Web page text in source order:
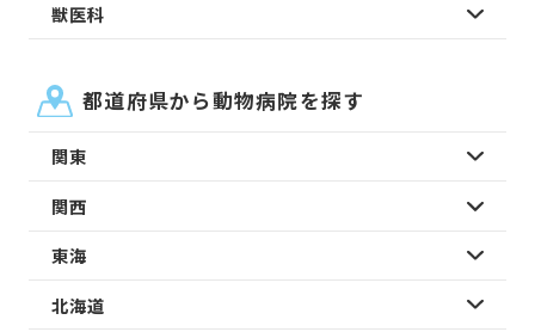
獣医科
都道府県から動物病院を探す
関東
関西
東海
北海道